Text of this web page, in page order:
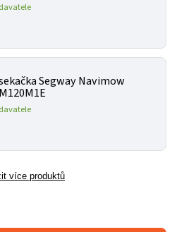
Segway Navimow
více produktů